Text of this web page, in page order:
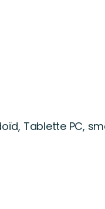
Tablette PC,